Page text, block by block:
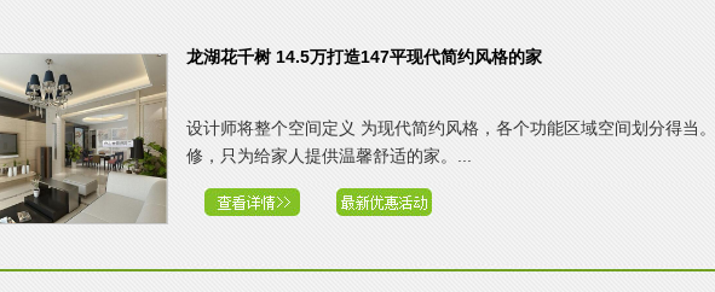
龙湖花千树 14.5万打造147平现代简约风格的家
设计师将整个空间定义 为现代简约风格，各个功能区域空间划分得当
修，只为给家人提供温馨舒适的家。...